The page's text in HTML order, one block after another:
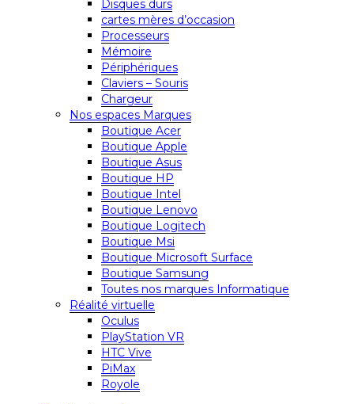
Disques durs
cartes mères d’occasion
Processeurs
Mémoire
Périphériques
Claviers – Souris
Chargeur
Nos espaces Marques
Boutique Acer
Boutique Apple
Boutique Asus
Boutique HP
Boutique Intel
Boutique Lenovo
Boutique Logitech
Boutique Msi
Boutique Microsoft Surface
Boutique Samsung
Toutes nos marques Informatique
Réalité virtuelle
Oculus
PlayStation VR
HTC Vive
PiMax
Royole